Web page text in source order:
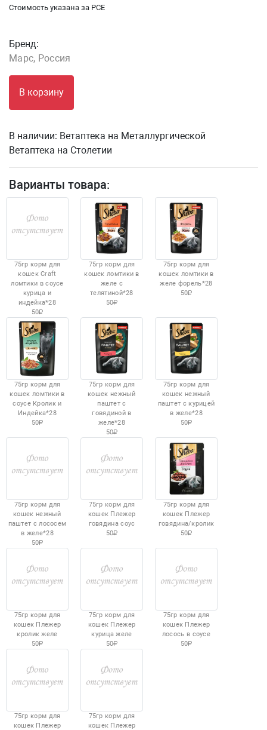
Стоимость указана за PCE
Бренд:
Марс, Россия
В корзину
В наличии: Ветаптека на Металлургической
Ветаптека на Столетии
Варианты товара:
75гр корм для
кошек Craft
ломтики в соусе
курица и
индейка*28
50
75гр корм для
кошек ломтики в
желе с
телятиной*28
50
75гр корм для
кошек ломтики в
желе форель*28
50
75гр корм для
кошек ломтики в
соусе Кролик и
Индейка*28
50
75гр корм для
кошек нежный
паштет с
говядиной в
желе*28
50
75гр корм для
кошек нежный
паштет с курицей
в желе*28
50
75гр корм для
кошек нежный
паштет с лососем
в желе*28
50
75гр корм для
кошек Плежер
говядина соус
50
75гр корм для
кошек Плежер
говядина/кролик
50
75гр корм для
кошек Плежер
кролик желе
50
75гр корм для
кошек Плежер
курица желе
50
75гр корм для
кошек Плежер
лосось в соусе
50
75гр корм для
кошек Плежер
75гр корм для
кошек Плежер